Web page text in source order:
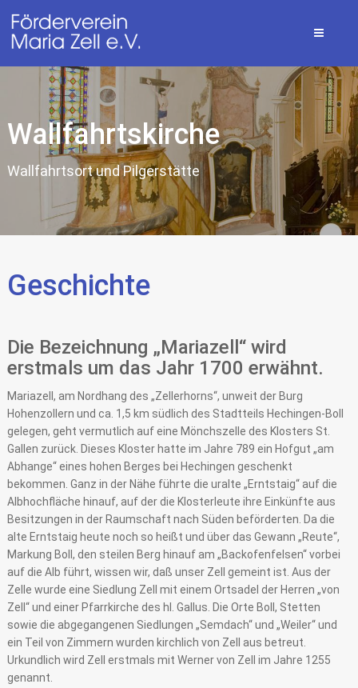
Wallfahrtskirche
Wallfahrtsort und Pilgerstätte
Geschichte
Die Bezeichnung „Mariazell“ wird
erstmals um das Jahr 1700 erwähnt.
Mariazell, am Nordhang des „Zellerhorns“, unweit der Burg
Hohenzollern und ca. 1,5 km südlich des Stadtteils Hechingen-Boll
gelegen, geht vermutlich auf eine Mönchszelle des Klosters St.
Gallen zurück. Dieses Kloster hatte im Jahre 789 ein Hofgut „am
Abhange“ eines hohen Berges bei Hechingen geschenkt
bekommen. Ganz in der Nähe führte die uralte „Erntstaig“ auf die
Albhochfläche hinauf, auf der die Klosterleute ihre Einkünfte aus
Besitzungen in der Raumschaft nach Süden beförderten. Da die
alte Erntstaig heute noch so heißt und über das Gewann „Reute“,
Markung Boll, den steilen Berg hinauf am „Backofenfelsen“ vorbei
auf die Alb führt, wissen wir, daß unser Zell gemeint ist. Aus der
Zelle wurde eine Siedlung Zell mit einem Ortsadel der Herren „von
Zell“ und einer Pfarrkirche des hl. Gallus. Die Orte Boll, Stetten
sowie die abgegangenen Siedlungen „Semdach“ und „Weiler“ und
ein Teil von Zimmern wurden kirchlich von Zell aus betreut.
Urkundlich wird Zell erstmals mit Werner von Zell im Jahre 1255
genannt.